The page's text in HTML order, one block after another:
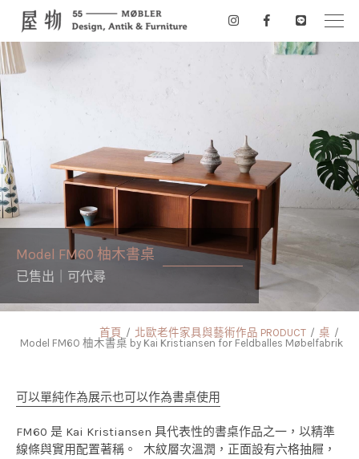
Model FM60 柚木書桌
已售出｜可代尋
首頁 北歐老件家具與藝術作品 PRODUCT
桌
Model FM60 柚木書桌 by Kai Kristiansen for Feldballes Møbelfabrik
可以單純作為展示也可以作為書桌使用
FM60 是 Kai Kristiansen 具代表性的書桌作品之一，以精準
線條與實用配置著稱。 木紋層次溫潤，正面設有六格抽屜，